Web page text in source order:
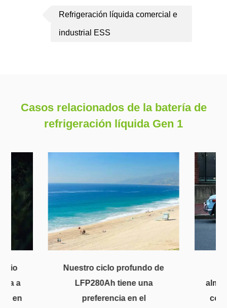
Refrigeración líquida comercial e
industrial ESS
Casos relacionados de la batería de
refrigeración líquida Gen 1
litio
a
en
Nuestro ciclo profundo de
LFP280Ah tiene una
preferencia en el